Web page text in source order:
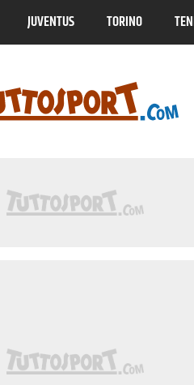
JUVENTUS TORINO